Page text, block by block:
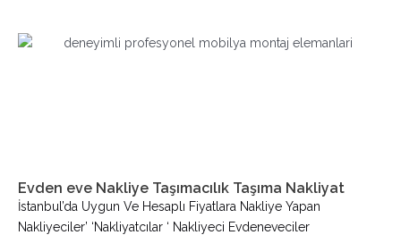
Evden eve Nakliye Taşımacılık Taşıma Nakliyat
İstanbul’da Uygun Ve Hesaplı Fiyatlara Nakliye Yapan
Nakliyeciler’ ‘nakliyatcılar ‘ Nakliyeci Evdeneveciler